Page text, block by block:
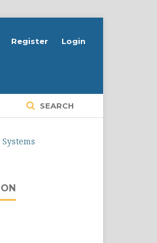
SEARCH
Register Login